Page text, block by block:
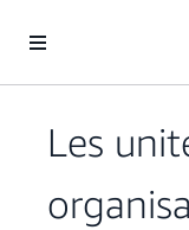
Les